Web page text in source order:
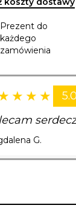
Prezent do
każdego
zamówienia
G.